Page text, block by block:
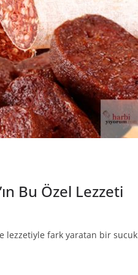
Bu Özel Lezzeti
lezzetiyle fark yaratan bir sucuk